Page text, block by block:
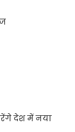
देश में नया